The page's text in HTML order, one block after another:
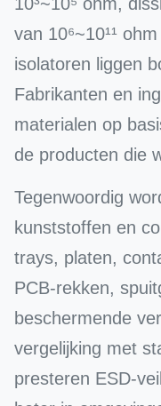
van 10⁶~10¹¹
isolatoren liggen
Fabrikanten en
materialen op
de producten die
Tegenwoordig
kunststoffen en
trays, platen,
PCB-rekken,
beschermende
vergelijking met
presteren ESD-